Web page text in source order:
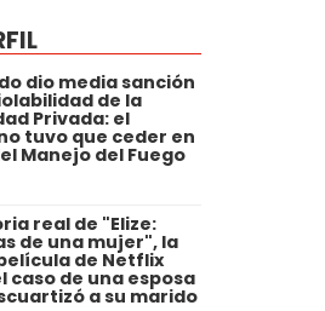
dio media sanción
de la
Privada: el
tuvo que ceder en
Manejo del Fuego
real de "Elize:
de una mujer", la
de Netflix
caso de una esposa
a su marido